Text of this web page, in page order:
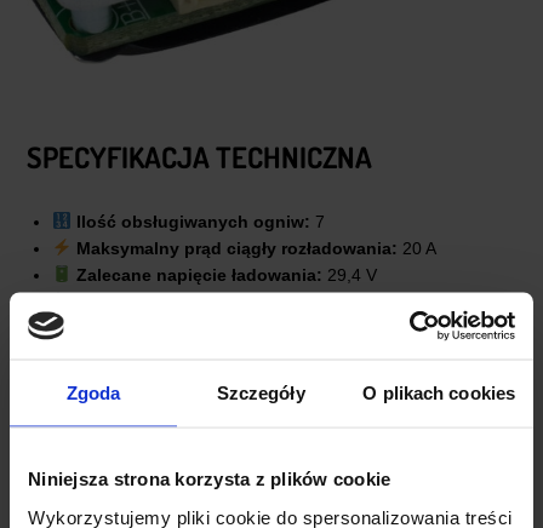
Zgoda Szczegóły O plikach cookies
Niniejsza strona korzysta z plików cookie
Wykorzystujemy pliki cookie do spersonalizowania treści
SPECYFIKACJA TECHNICZNA
Ilość obsługiwanych ogniw: 7
Maksymalny prąd ciągły rozładowania: 20 A
Zalecane napięcie ładowania: 29,4 V
~40 mA
Próg zadziałania zabezpieczenia nadprądowego:
Zabezpieczenie przed nadmiernym rozładowaniem:
2,7 ±0,08 V